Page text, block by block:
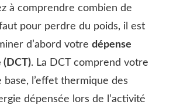
à comprendre combien de
pour perdre du poids, il est
d’abord votre dépense
(DCT). La DCT comprend votre
base, l’effet thermique des
dépensée lors de l’activité